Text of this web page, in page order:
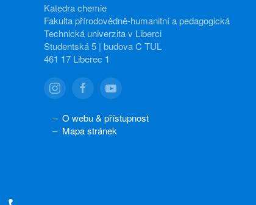
Katedra chemie
Fakulta přírodovědně-humanitní a pedagogická
Technická univerzita v Liberci
Studentská 5 | budova C TUL
461 17 Liberec 1
O webu & přístupnost
Mapa stránek